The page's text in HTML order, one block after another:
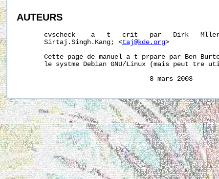
AUTEURS
cvscheck    a   t   crit   par   Dirk
       Sirtaj.Singh.Kang; <
taj@kde.org>
Cette page de manuel a t prpare par Ben
le systme Debian GNU/Linux (mais peut tre